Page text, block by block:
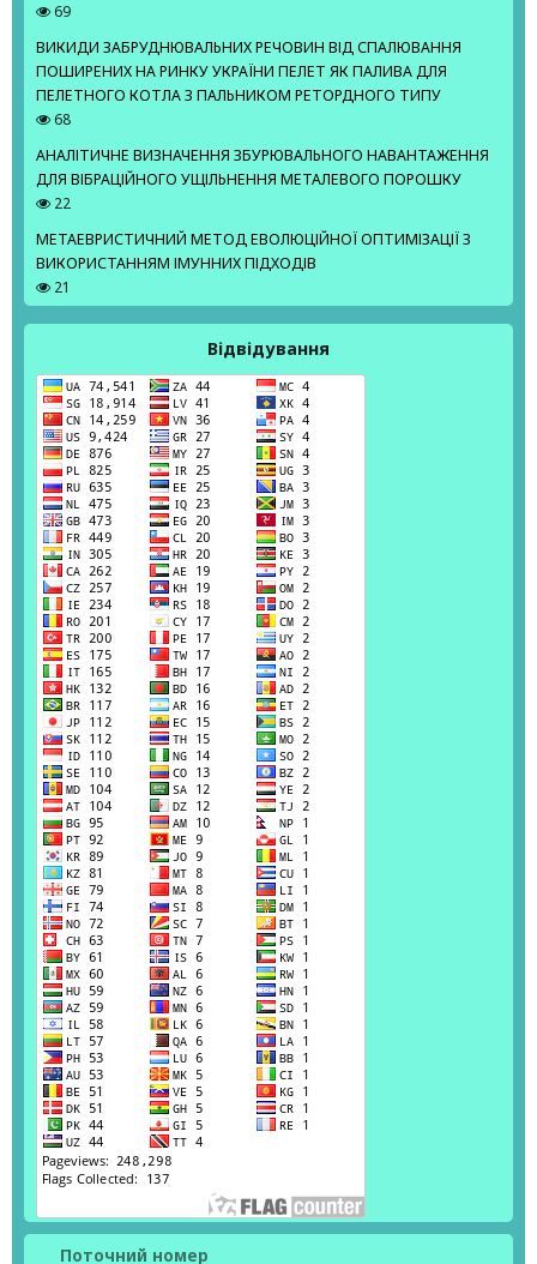
69
ВИКИДИ ЗАБРУДНЮВАЛЬНИХ РЕЧОВИН ВІД СПАЛЮВАННЯ
ПОШИРЕНИХ НА РИНКУ УКРАЇНИ ПЕЛЕТ ЯК ПАЛИВА ДЛЯ
ПЕЛЕТНОГО КОТЛА З ПАЛЬНИКОМ РЕТОРДНОГО ТИПУ
68
АНАЛІТИЧНЕ ВИЗНАЧЕННЯ ЗБУРЮВАЛЬНОГО НАВАНТАЖЕННЯ
ДЛЯ ВІБРАЦІЙНОГО УЩІЛЬНЕННЯ МЕТАЛЕВОГО ПОРОШКУ
22
МЕТАЕВРИСТИЧНИЙ МЕТОД ЕВОЛЮЦІЙНОЇ ОПТИМІЗАЦІЇ З
ВИКОРИСТАННЯМ ІМУННИХ ПІДХОДІВ
21
Відвідування
Поточний номер